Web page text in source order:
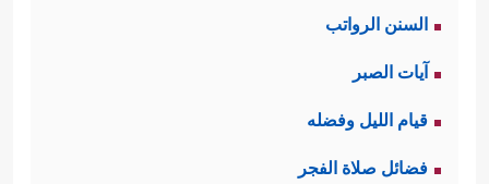
السنن الرواتب
آيات الصبر
قيام الليل وفضله
فضائل صلاة الفجر